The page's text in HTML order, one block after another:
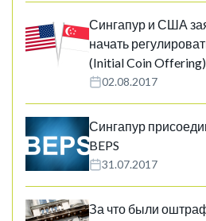
Сингапур и США
начать
(Initial Coin Offering)
02.08.2017
Сингапур
BEPS
31.07.2017
За что были